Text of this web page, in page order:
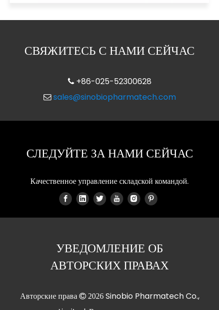
СВЯЖИТЕСЬ С НАМИ СЕЙЧАС
+86-025-52300628
 sales@sinobiopharmatech.com
СЛЕДУЙТЕ ЗА НАМИ СЕЙЧАС
Качественное управление складской командой.
УВЕДОМЛЕНИЕ ОБ
АВТОРСКИХ ПРАВАХ
Авторские права  2026Sinobio Pharmatech Co.,